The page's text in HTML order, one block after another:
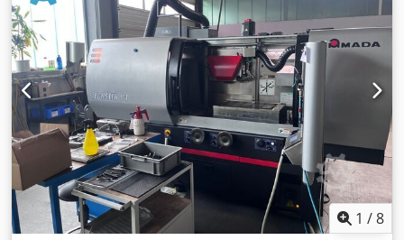
Achse 100 mm, max. Tischlast 150 Kg, Revolveraufnahmen
46 Stationen,
1 /8